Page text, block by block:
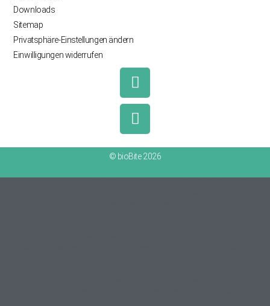
Downloads
Sitemap
Privatsphäre-Einstellungen ändern
Einwilligungen widerrufen
© bioBite 2026